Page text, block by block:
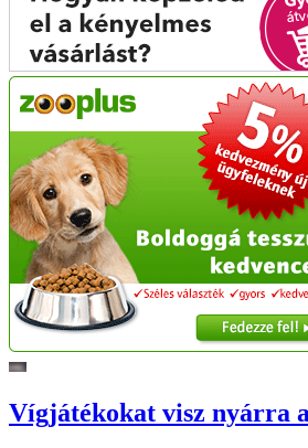
Vígjátékokat visz nyárra